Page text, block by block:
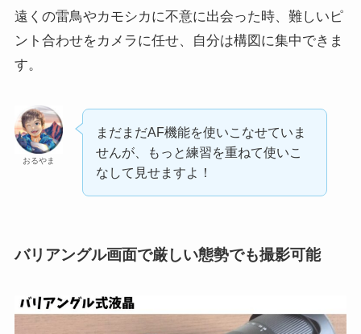
遠くの雷鳥やカモシカに不意に出会った時、難しいピ
ント合わせをカメラに任せ、自分は構図に集中できま
す。
おるやま
まだまだAF機能を使いこなせていま
せんが、もっと練習を重ねて使いこ
なして見せますよ！
バリアングル画面で厳しい態勢でも撮影可能